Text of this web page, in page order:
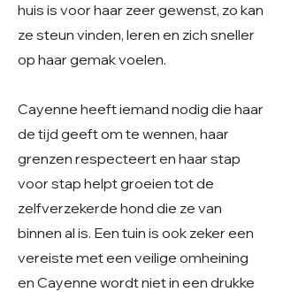
huis is voor haar zeer gewenst, zo kan
ze steun vinden, leren en zich sneller
op haar gemak voelen.
Cayenne heeft iemand nodig die haar
de tijd geeft om te wennen, haar
grenzen respecteert en haar stap
voor stap helpt groeien tot de
zelfverzekerde hond die ze van
binnen al is. Een tuin is ook zeker een
vereiste met een veilige omheining
en Cayenne wordt niet in een drukke